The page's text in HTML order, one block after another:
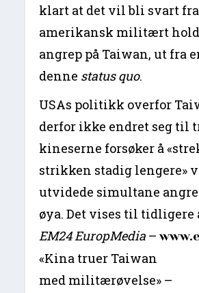
klart at det vil bli svart fra
amerikansk militært hold
angrep på Taiwan, ut fra
denne status quo.
USAs politikk overfor
derfor ikke endret seg til
kineserne forsøker å
strikken stadig lengere»
utvidede simultane
øya. Det vises til
EM24 EuropMedia –
«Kina truer Taiwan
med militærøvelse» –